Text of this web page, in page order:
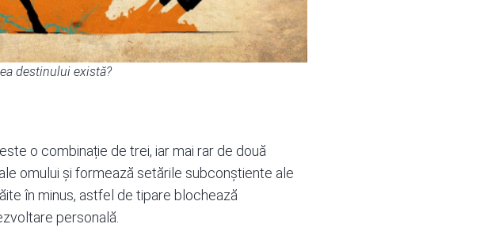
destinului există?
o combinație de trei, iar mai rar de două
omului și formează setările subconștiente ale
în minus, astfel de tipare blochează
personală.